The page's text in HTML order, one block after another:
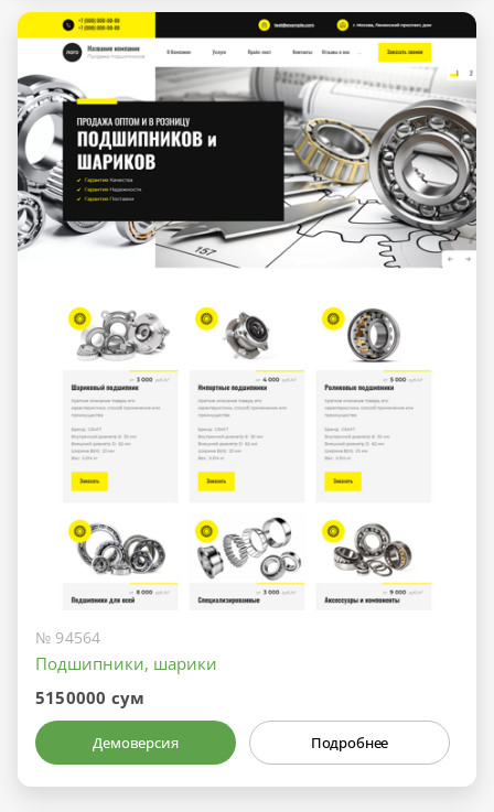
№ 94564
Подшипники, шарики
5150000 сум
Демоверсия Подробнее